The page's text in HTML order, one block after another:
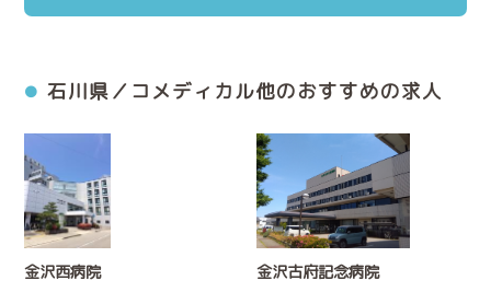
石川県／コメディカル他のおすすめの求人
金沢西病院 金沢古府記念病院